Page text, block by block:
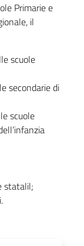
Primarie e
il
scuole
secondarie di
scuole
statalil;